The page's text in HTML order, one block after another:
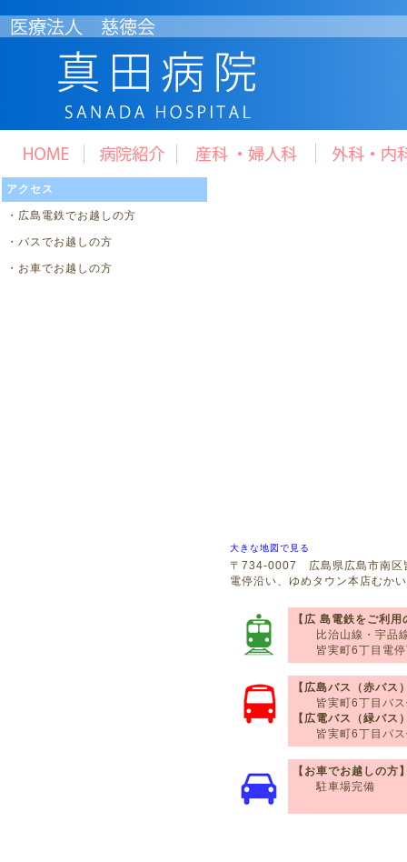
アクセス
・ 広島電鉄でお越しの方
・ バスでお越しの方
・ お車でお越しの方
大きな地図で見る
〒734-0007 広島県広島市南区
電停沿い、ゆめタウン本店むか
【広 島電鉄をご利用
比治山線・宇品
皆実町6丁目電停
【広島バス（赤バス
皆実町6丁目バス
【広電バス（緑バス
皆実町6丁目バス
【お車でお越しの方
駐車場完備